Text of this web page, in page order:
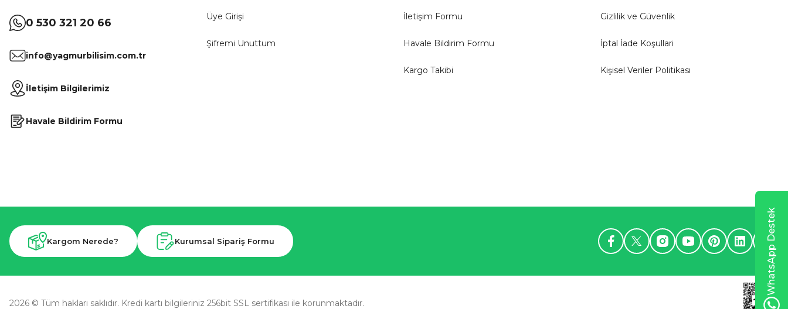
0 530 321 20 66
info@yagmurbilisim.com.tr
İletişim Bilgilerimiz
Havale Bildirim Formu
Üye Girişi
Şifremi Unuttum
İletişim Formu
Havale Bildirim Formu
Kargo Takibi
Gizlilik ve Güvenlik
İptal İade Koşullari
Kişisel Veriler Politikası
Kargom Nerede? Kurumsal Sipariş Formu
2026 © Tüm hakları saklıdır. Kredi kartı bilgileriniz 256bit SSL sertifikası ile korunmaktadır.
WhatsApp Destek